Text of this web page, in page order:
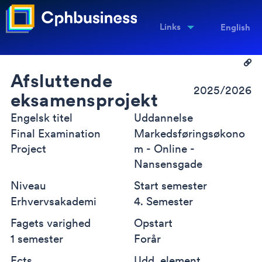
Links English
Afsluttende
eksamensprojekt
2025/2026
Engelsk titel
Final Examination
Project
Uddannelse
Markedsføringsøkono
m - Online -
Nansensgade
Niveau
Erhvervsakademi
Start semester
4. Semester
Fagets varighed
1 semester
Opstart
Forår